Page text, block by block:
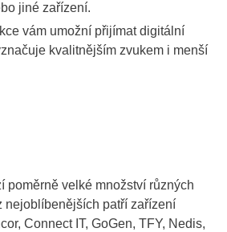
jiné zařízení.
vám umožní přijímat digitální
kvalitnějším zvukem i menší
poměrně velké množství různých
nejoblíbenějších patří zařízení
Connect IT, GoGen, TFY, Nedis,